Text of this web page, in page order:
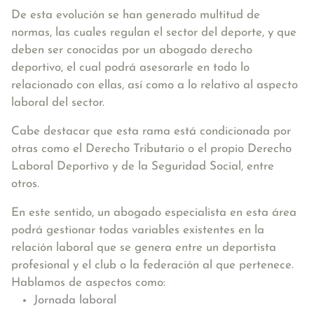
De esta evolución se han generado multitud de
normas, las cuales regulan el sector del deporte, y que
deben ser conocidas por un abogado derecho
deportivo, el cual podrá asesorarle en todo lo
relacionado con ellas, así como a lo relativo al aspecto
laboral del sector.
Cabe destacar que esta rama está condicionada por
otras como el Derecho Tributario o el propio Derecho
Laboral Deportivo y de la Seguridad Social, entre
otros.
En este sentido, un abogado especialista en esta área
podrá gestionar todas variables existentes en la
relación laboral que se genera entre un deportista
profesional y el club o la federación al que pertenece.
Hablamos de aspectos como:
Jornada laboral